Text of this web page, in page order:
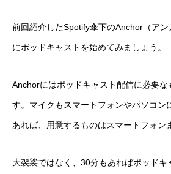
前回紹介したSpotify傘下のAnchor（ア
にポッドキャストを始めてみましょう。
Anchorにはポッドキャスト配信に必要な
す。マイクもスマートフォンやパソコン
あれば、用意するものはスマートフォン
大袈裟ではなく、30分もあればポッド